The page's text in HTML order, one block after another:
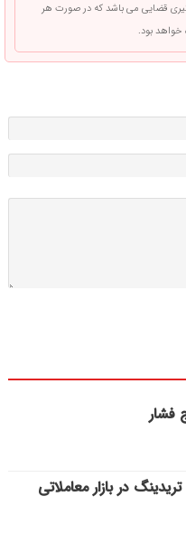
قضایی می باشد که در صورت هر
بود.
فشار
در بازار معاملاتی